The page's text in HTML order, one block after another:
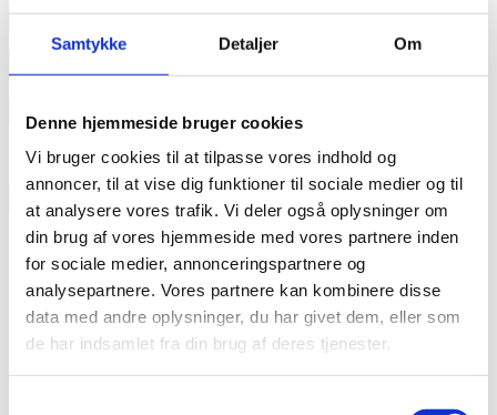
Samtykke Detaljer Om
Denne hjemmeside bruger cookies
Vi bruger cookies til at tilpasse vores indhold og
annoncer, til at vise dig funktioner til sociale medier og til
at analysere vores trafik. Vi deler også oplysninger om
din brug af vores hjemmeside med vores partnere inden
for sociale medier, annonceringspartnere og
analysepartnere. Vores partnere kan kombinere disse
data med andre oplysninger, du har givet dem, eller som
de har indsamlet fra din brug af deres tjenester.
annonce
Like us
RAINBOW BUSINESS DENMARK